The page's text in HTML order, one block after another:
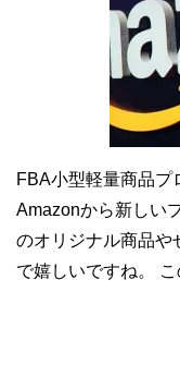
FBA小型軽量商品プ
Amazonから新しい
のオリジナル商品や
で嬉しいですね。